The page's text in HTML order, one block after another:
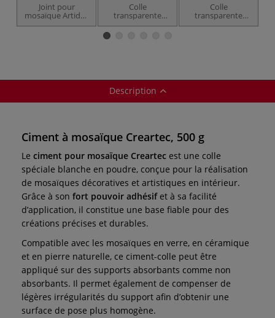
Joint pour
mosaïque Artidee
Creartec
Colle
transparente
pour mosaïque
en verre Creartec
Colle
transparente
pour mosaïque
Description
Ciment à mosaïque Creartec, 500 g
Le ciment pour mosaïque Creartec est une colle
spéciale blanche en poudre, conçue pour la réalisation
de mosaïques décoratives et artistiques en intérieur.
Grâce à son fort pouvoir adhésifet à sa facilité
d’application, il constitue une base fiable pour des
créations précises et durables.
Compatible avec les mosaïques en verre, en céramique
et en pierre naturelle, ce ciment-colle peut être
appliqué sur des supports absorbants comme non
absorbants. Il permet également de compenser de
légères irrégularités du support afin d’obtenir une
surface de pose plus homogène.